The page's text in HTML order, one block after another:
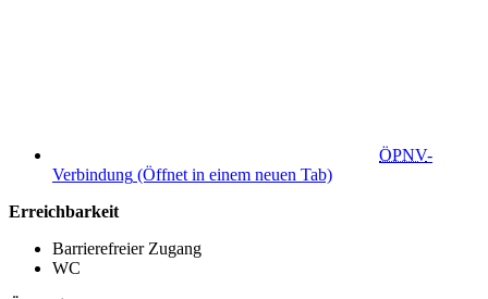
ÖPNV-
Verbindung (Öffnet in einem neuen Tab)
Erreichbarkeit
Barrierefreier Zugang
WC